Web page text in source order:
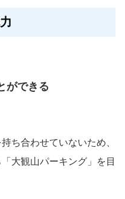
ができる
ち合わせていないため、
大観山パーキング」を目